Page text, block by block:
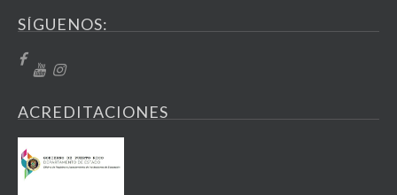
SÍGUENOS:
ACREDITACIONES